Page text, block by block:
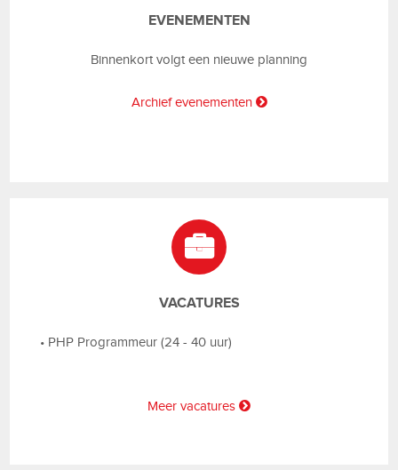
EVENEMENTEN
Binnenkort volgt een nieuwe planning
Archief evenementen
VACATURES
• PHP Programmeur (24 - 40 uur)
Meer vacatures